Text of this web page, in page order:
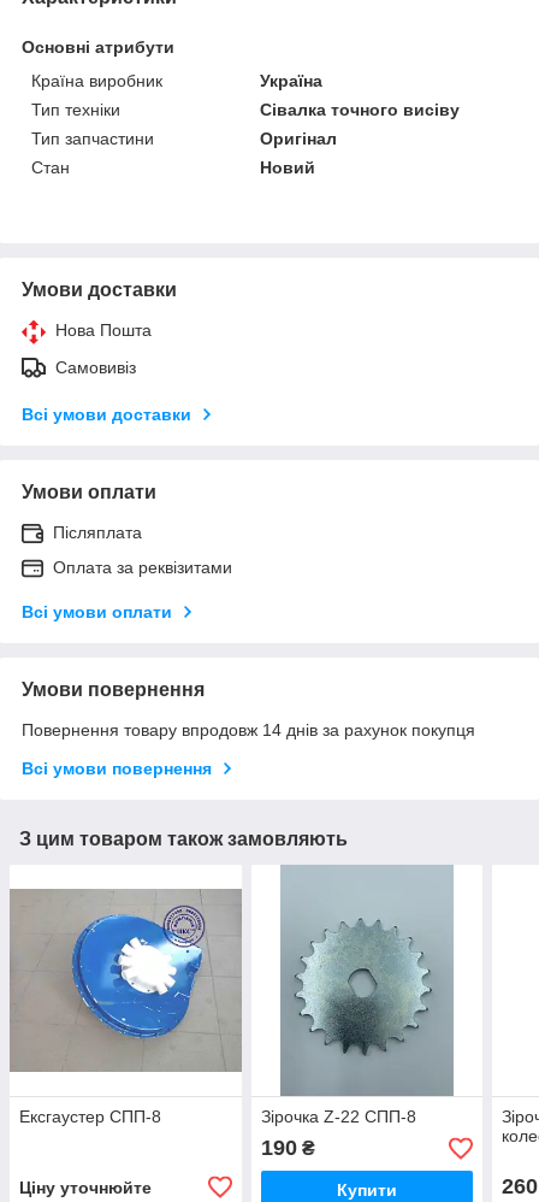
Основні атрибути
Країна виробник
Україна
Тип техніки
Сівалка точного висіву
Тип запчастини
Оригінал
Стан
Новий
Умови доставки
Нова Пошта
Самовивіз
Всі умови доставки
Умови оплати
Післяплата
Оплата за реквізитами
Всі умови оплати
Умови повернення
Повернення товару впродовж 14 днів за рахунок покупця
Всі умови повернення
З цим товаром також замовляють
Ексгаустер СПП-8
Ціну уточнюйте
Зірочка Z-22 СПП-8
190₴
Купити 260